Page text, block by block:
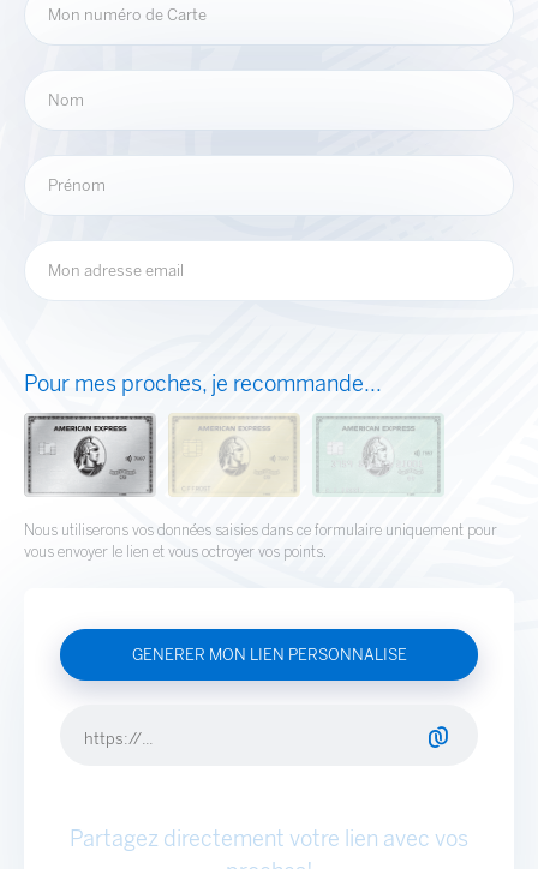
Mon numéro de Carte
Nom
Prénom
Mon adresse email
Pour mes proches, je recommande...
Nous utiliserons vos données saisies dans ce formulaire uniquement pour
vous envoyer le lien et vous octroyer vos points.
Partagez directement votre lien avec vos